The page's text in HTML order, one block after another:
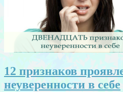
12 признаков
неуверенности в себе